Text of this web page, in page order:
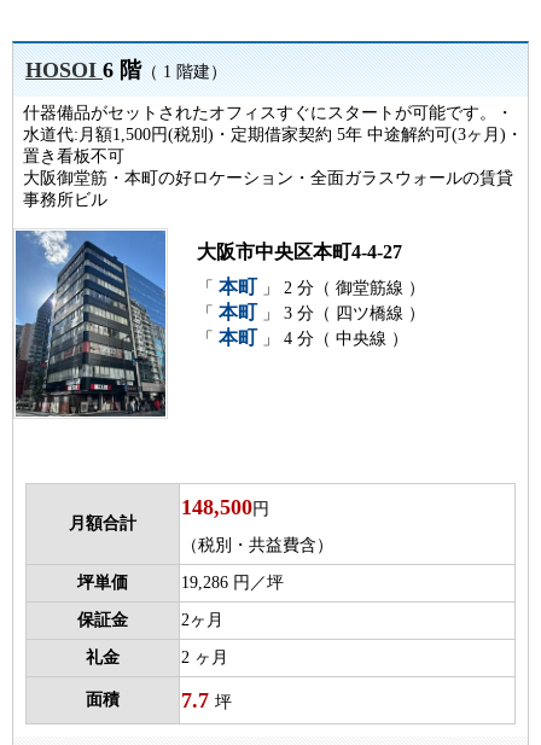
HOSOI6 階（ 1 階建）
什器備品がセットされたオフィスすぐにスタートが可能です。・
水道代:月額1,500円(税別)・定期借家契約 5年 中途解約可(3ヶ月)・
置き看板不可
大阪御堂筋・本町の好ロケーション・全面ガラスウォールの賃貸
事務所ビル
大阪市中央区本町4-4-27
「 本町 」 2 分（ 御堂筋線 ）
「 本町 」 3 分（ 四ツ橋線 ）
「 本町 」 4 分（ 中央線 ）
月額合計
148,500円
（税別・共益費含）
坪単価 19,286 円／坪
保証金 2ヶ月
礼金 2 ヶ月
面積 7.7 坪